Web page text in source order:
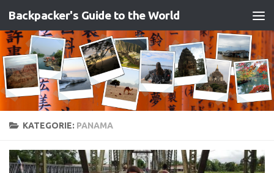
Zum Inhalt springen
Backpacker's Guide to the World
KATEGORIE: PANAMA